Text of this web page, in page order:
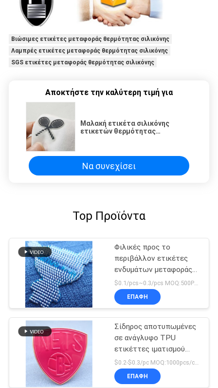
Βιώσιμες ετικέτες μεταφοράς θερμότητας σιλικόνης
Λαμπρές ετικέτες μεταφοράς θερμότητας σιλικόνης
SGS ετικέτες μεταφοράς θερμότητας σιλικόνης
Αποκτήστε την καλύτερη τιμή για
Μαλακή ετικέτα σιλικόνης
ετικετών θερμότητας
αθλητικό παλτό
Να συνεχίσει
Top Προϊόντα
Φιλικές προς το
περιβάλλον ετικέτες
ενδυμάτων μεταφοράς
θερμότητας σημείων
σιλικόνης
$0.1/pcs~0.3/pcs MOQ:500PCS
ΕΠΑΦΉ
Σίδηρος αποτυπωμένες
σε ανάγλυφο TPU
ετικέττες ιματισμού
μεταφοράς θερμότητας
διακριτικών ενδυμάτων
στις μπάλωμα
ΕΠΑΦΉ